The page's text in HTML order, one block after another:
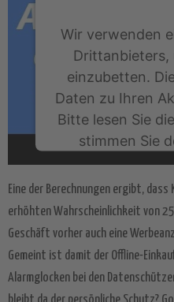
Wir verwenden
Drittanbieters,
einzubetten.
Daten zu Ihren
Bitte lesen Sie
stimmen Sie
Service zu,
Mehr
powered by
Eine der Berechnungen ergibt,
erhöhten Wahrscheinlichkeit von
Geschäft vorher auch eine
Gemeint ist damit der Offline-
Alarmglocken bei den